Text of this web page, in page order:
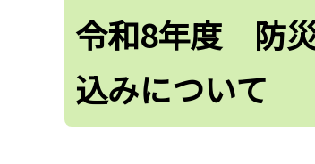
令和8年度 防
込みについて